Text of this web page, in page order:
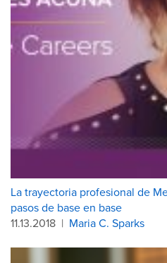
La trayectoria profesional de
pasos de base en base
11.13.2018 | Maria C. Sparks